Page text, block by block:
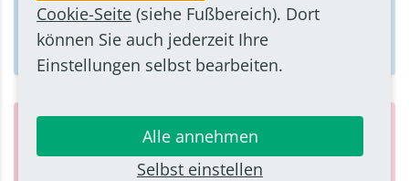
Haushaltsrede Bürgermeister
Christoph Becker
Haushaltsrede Kämmerer Ralf
Cugaly
Cookie-Seite (siehe Fußbereich). Dort
können Sie auch jederzeit Ihre
Einstellungen selbst bearbeiten.
Alle annehmen
Selbst einstellen